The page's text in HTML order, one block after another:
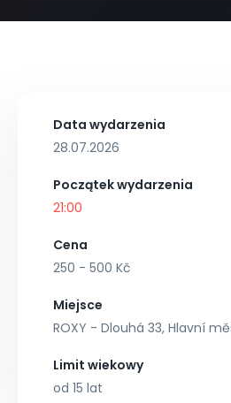
Data wydarzenia
28.07.2026
Początek wydarzenia
21:00
Cena
250 - 500 Kč
Miejsce
ROXY - Dlouhá 33, Hlavní
Limit wiekowy
od 15 lat